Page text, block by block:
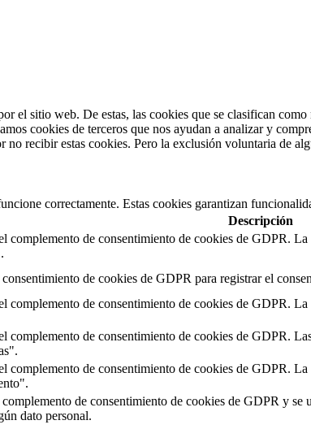
el sitio web. De estas, las cookies que se clasifican como
cookies de terceros que nos ayudan a analizar y
recibir estas cookies. Pero la exclusión voluntaria de
correctamente. Estas cookies garantizan
Descripción
complemento de consentimiento de cookies de GDPR.
de cookies de GDPR para registrar el
complemento de consentimiento de cookies de GDPR.
complemento de consentimiento de cookies de GDPR.
complemento de consentimiento de cookies de GDPR.
de consentimiento de cookies de GDPR y
dato personal.